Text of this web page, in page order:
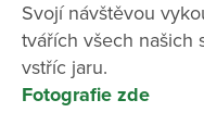
Svojí návštěvou
tvářích všech našich
vstříc jaru.
Fotografie zde